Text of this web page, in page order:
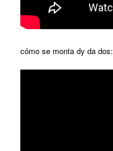
cómo se monta dy da dos: